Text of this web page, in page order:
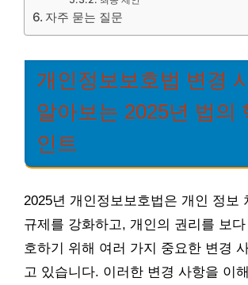
자주 묻는 질문
개인정보보호법 변경
알아보는 2025년 법의
인트
2025년 개인정보보호법은 개인 정보
규제를 강화하고, 개인의 권리를 보
호하기 위해 여러 가지 중요한 변경
고 있습니다. 이러한 변경 사항을 이